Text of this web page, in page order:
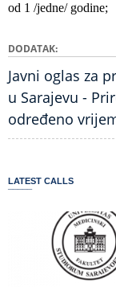
od 1 /jedne/ godine;
DODATAK
Javni oglas za
u Sarajevu -
određeno
LATEST CALLS